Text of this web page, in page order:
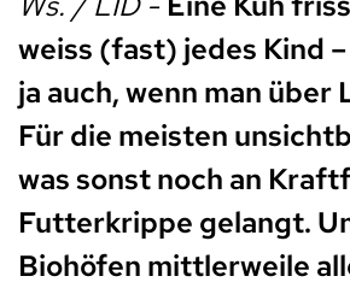
weiss (fast) jedes Kind
ja auch, wenn man über
Für die meisten
was sonst noch an
Futterkrippe gelangt.
Biohöfen mittlerweile